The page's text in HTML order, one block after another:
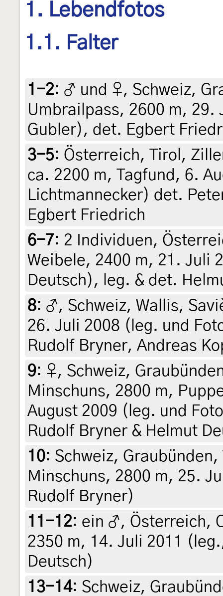
1. Lebendfotos
1.1. Falter
1-2: ♂ und ♀, Schweiz,
Umbrailpass, 2600 m, 29.
Gubler), det. Egbert
3-5: Österreich, Tirol,
ca. 2200 m, Tagfund, 6.
Lichtmannecker) det.
Egbert Friedrich
6-7: 2 Individuen,
Weibele, 2400 m, 21. Juli
Deutsch), leg. & det.
8: ♂, Schweiz, Wallis,
26. Juli 2008 (leg. und
Rudolf Bryner, Andreas
9: ♀, Schweiz,
Minschuns, 2800 m,
August 2009 (leg. und
Rudolf Bryner & Helmut
10: Schweiz,
Minschuns, 2800 m, 25.
Rudolf Bryner)
11-12: ein ♂, Österreich,
2350 m, 14. Juli 2011
Deutsch)
13-14: Schweiz,